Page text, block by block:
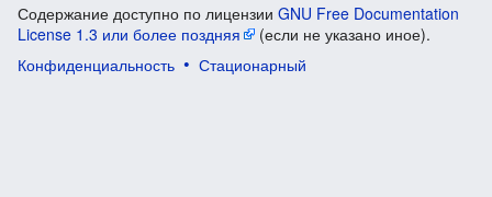
Содержание доступно по лицензии GNU Free Documentation
License 1.3 или более поздняя
(если не указано иное).
Конфиденциальность
Стационарный